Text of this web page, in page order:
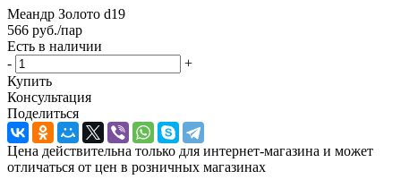
Меандр Золото d19
566 руб./пар
Есть в наличии
-
+
Купить
Консультация
Поделиться
Цена действительна только для интернет-магазина и может
отличаться от цен в розничных магазинах